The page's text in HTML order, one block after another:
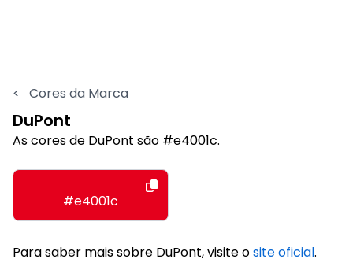
< Cores da Marca
DuPont
As cores de DuPont são #e4001c.
#e4001c
Para saber mais sobre DuPont, visite osite oficial.